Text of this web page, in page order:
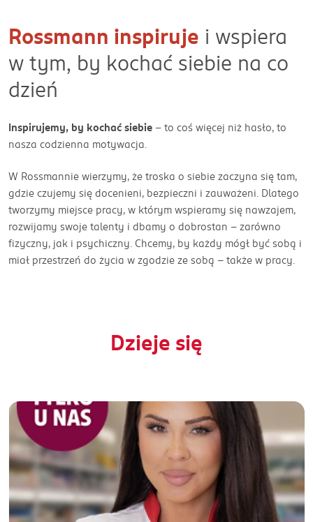
Rossmann inspiruje i wspiera
w tym, by kochać siebie na co
dzień
Inspirujemy, by kochać siebie – to coś więcej niż hasło, to
nasza codzienna motywacja.
W Rossmannie wierzymy, że troska o siebie zaczyna się tam,
gdzie czujemy się docenieni, bezpieczni i zauważeni. Dlatego
tworzymy miejsce pracy, w którym wspieramy się nawzajem,
rozwijamy swoje talenty i dbamy o dobrostan – zarówno
fizyczny, jak i psychiczny. Chcemy, by każdy mógł być sobą i
miał przestrzeń do życia w zgodzie ze sobą – także w pracy.
Dzieje się